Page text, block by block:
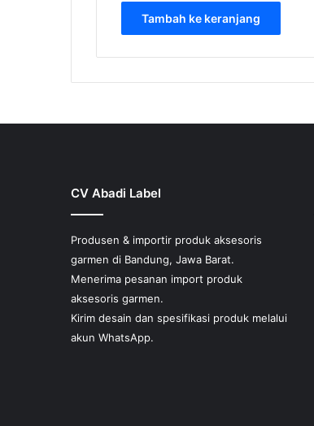
Tambah ke keranjang
CV Abadi Label
Produsen & importir produk aksesoris
garmen di Bandung, Jawa Barat.
Menerima pesanan import produk
aksesoris garmen.
Kirim desain dan spesifikasi produk melalui
akun WhatsApp.